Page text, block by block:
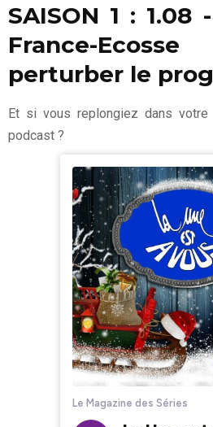
SAISON 1 : 1.08
France-
perturber le
Et si vous replongiez dans votre
podcast ?